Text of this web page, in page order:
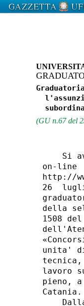
(GU n.67 del
Si
on-line
http://
26
della
1508
unita'
lavoro
pieno,
Catania.